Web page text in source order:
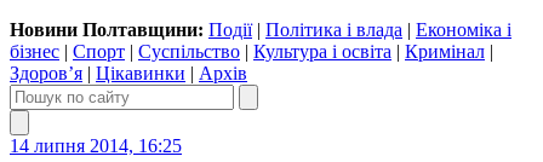
Новини Полтавщини: Події| Політика і влада | Економіка і
бізнес | Спорт | Суспільство | Культура і освіта | Кримінал |
Здоров’я | Цікавинки | Архів
14 липня 2014, 16:25